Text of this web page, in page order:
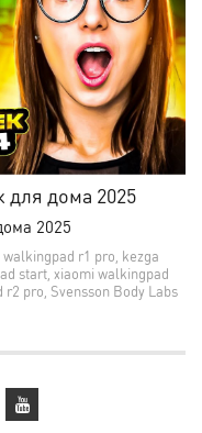
для дома 2025
2025
r1 pro kezga
start xiaomi walkingpad
r2 pro Svensson Body Labs